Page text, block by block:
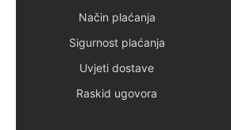
Način plaćanja
Sigurnost plaćanja
Uvjeti dostave
Raskid ugovora